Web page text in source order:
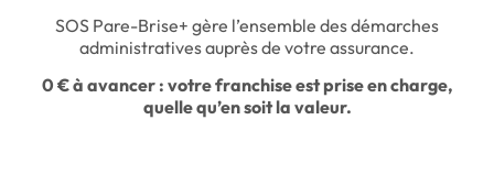
SOS Pare-Brise+ gère l’ensemble des démarches
administratives auprès de votre assurance.
0 € à avancer : votre franchise est prise en charge,
quelle qu’en soit la valeur.